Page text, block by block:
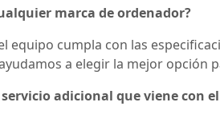
marca de ordenador?
equipo cumpla con las
a elegir la mejor opción
adicional que viene con